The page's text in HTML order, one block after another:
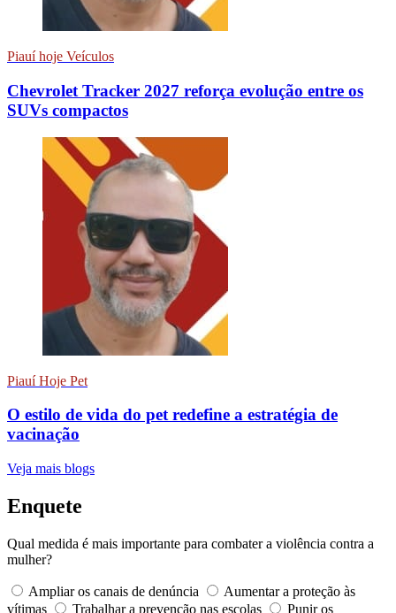
Piauí hoje Veículos
Chevrolet Tracker 2027 reforça evolução entre os
SUVs compactos
Piauí Hoje Pet
O estilo de vida do pet redefine a estratégia de
vacinação
Veja mais blogs
Enquete
Qual medida é mais importante para combater a violência contra a
mulher?
Ampliar os canais de denúncia
Aumentar a proteção às
vítimas
Trabalhar a prevenção nas escolas Punir os